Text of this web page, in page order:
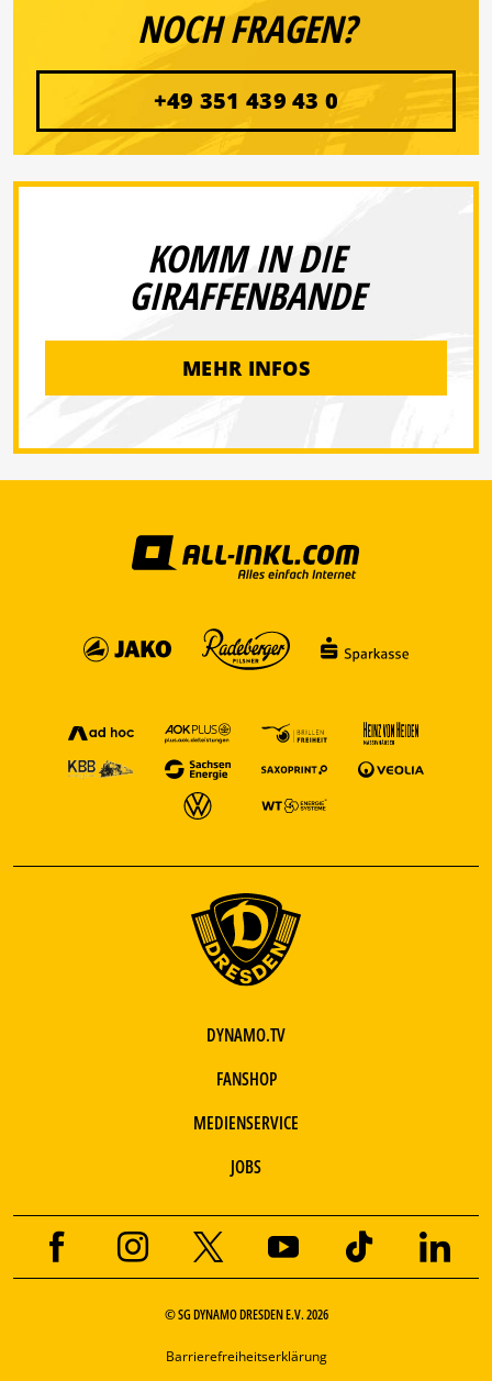
NOCH FRAGEN?
+49 351 439 43 0
KOMM IN DIE
GIRAFFENBANDE
MEHR INFOS
DYNAMO.TV
FANSHOP
MEDIENSERVICE
JOBS
© SG DYNAMO DRESDEN E.V. 2026
Barrierefreiheitserklärung